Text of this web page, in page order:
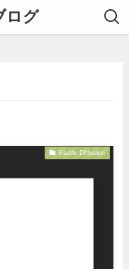
ログ
Stable Diffusion